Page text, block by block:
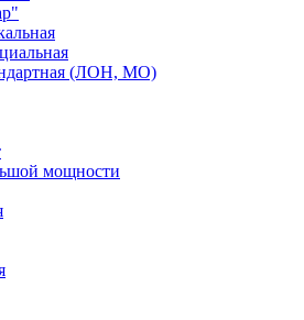
(ЛОН, МО)
мощности